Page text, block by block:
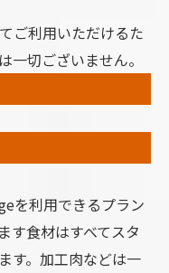
ご利用いただけるた
一切ございません。
を利用できるプラン
す食材はすべてスタ
す。加工肉などは一